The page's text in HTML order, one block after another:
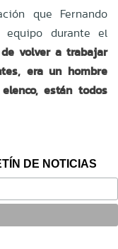
que Fernando
equipo durante el
volver a trabajar
era un hombre
están todos
DE NOTICIAS